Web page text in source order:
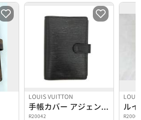
LOUIS VUITTON
手帳カバー アジェンダMMエピ
R20042 R20005